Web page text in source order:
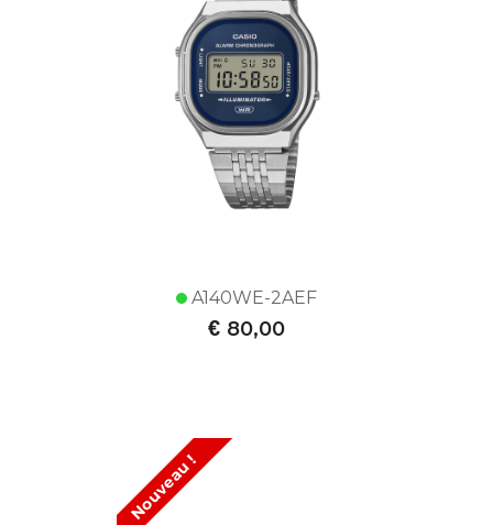
A140WE-2AEF
€ 80,00
Nouveau !